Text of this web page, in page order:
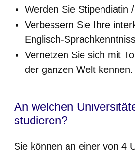
Werden Sie Stipendiatin
Verbessern Sie Ihre
Englisch-
Vernetzen Sie sich mit
der ganzen Welt kennen.
An welchen
studieren?
Sie können an einer von 4